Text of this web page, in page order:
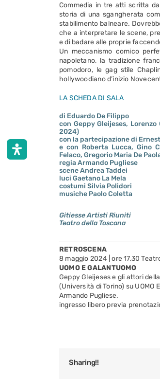
Commedia in tre atti scritta
storia di una sgangherata
stabilimento balneare.
che a interpretare le scene,
e di badare alle proprie
Un meccanismo comico
napoletano, la tradizione
pomodoro, le gag stile
hollywoodiano d’inizio
LA SCHEDA DI SALA
di Eduardo De Filippo
con Geppy Gleijeses,
2024)
con la partecipazione di
e con Roberta Lucca, Gino
Felaco, Gregorio Maria De
regia Armando Pugliese
scene Andrea Taddei
luci Gaetano La Mela
costumi Silvia Polidori
musiche Paolo Coletta
Gitiesse Artisti Riuniti
Teatro della Toscana
RETROSCENA
8 maggio 2024 | ore 17,30
UOMO E GALANTUOMO
Geppy Gleijeses e gli attori
(Università di Torino) su UOMO
Armando Pugliese.
ingresso libero previa
Sharing!!